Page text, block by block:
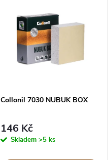
Collonil 7030 NUBUK BOX
146 Kč
Skladem >5 ks